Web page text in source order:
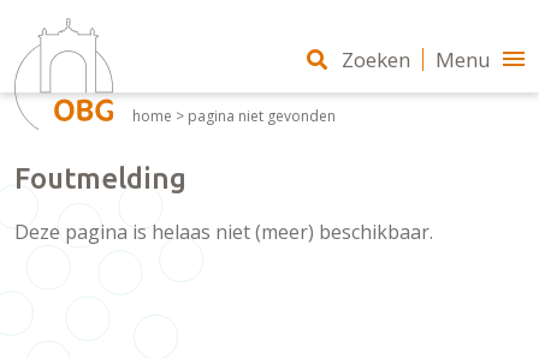
home > pagina niet gevonden
Foutmelding
Deze pagina is helaas niet (meer) beschikbaar.
Zoeken Menu